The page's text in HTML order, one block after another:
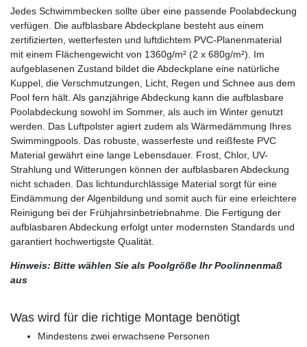
Jedes Schwimmbecken sollte über eine passende Poolabdeckung
verfügen. Die aufblasbare Abdeckplane besteht aus einem
zertifizierten, wetterfesten und luftdichtem PVC-Planenmaterial
mit einem Flächengewicht von 1360g/m² (2 x 680g/m²). Im
aufgeblasenen Zustand bildet die Abdeckplane eine natürliche
Kuppel, die Verschmutzungen, Licht, Regen und Schnee aus dem
Pool fern hält. Als ganzjährige Abdeckung kann die aufblasbare
Poolabdeckung sowohl im Sommer, als auch im Winter genutzt
werden. Das Luftpolster agiert zudem als Wärmedämmung Ihres
Swimmingpools. Das robuste, wasserfeste und reißfeste PVC
Material gewährt eine lange Lebensdauer. Frost, Chlor, UV-
Strahlung und Witterungen können der aufblasbaren Abdeckung
nicht schaden. Das lichtundurchlässige Material sorgt für eine
Eindämmung der Algenbildung und somit auch für eine erleichtere
Reinigung bei der Frühjahrsinbetriebnahme. Die Fertigung der
aufblasbaren Abdeckung erfolgt unter modernsten Standards und
garantiert hochwertigste Qualität.
Hinweis: Bitte wählen Sie als Poolgröße Ihr Poolinnenmaß
aus
Was wird für die richtige Montage benötigt
Mindestens zwei erwachsene Personen